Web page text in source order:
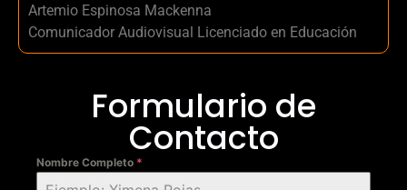
Artemio Espinosa Mackenna
Comunicador Audiovisual Licenciado en Educación
Formulario de
Contacto
Nombre Completo *